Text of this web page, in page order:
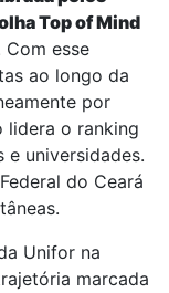
Top of Mind
Com esse
ao longo da
por
lidera o ranking
universidades.
do Ceará
Unifor na
marcada